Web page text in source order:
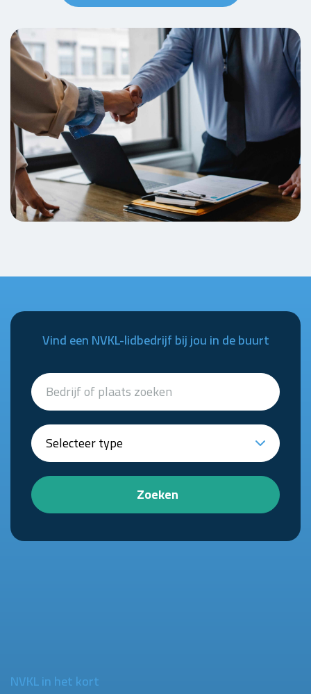
Vind een NVKL-lidbedrijf bij jou in de buurt
Zoeken
NVKL in het kort